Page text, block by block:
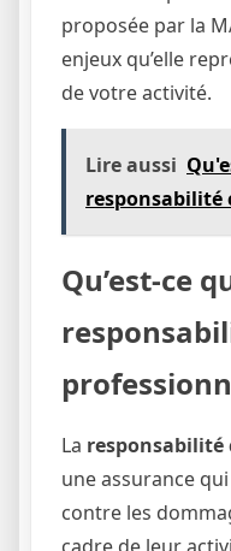
proposée par la
enjeux qu’elle
de votre activité.
Lire aussi
responsabilité
Qu’est-ce
La responsabilité
une assurance
contre les